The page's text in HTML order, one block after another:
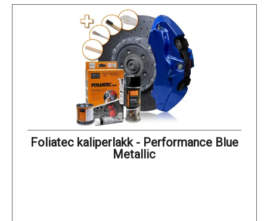
Foliatec kaliperlakk - Performance Blue
Metallic